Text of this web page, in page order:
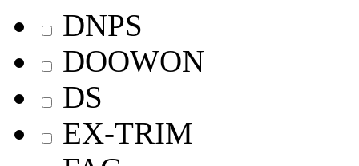
DNPS
DOOWON
DS
EX-TRIM